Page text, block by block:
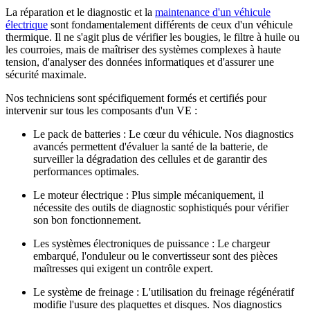
La réparation et le diagnostic et la maintenance d'un véhicule
électrique sont fondamentalement différents de ceux d'un véhicule
thermique. Il ne s'agit plus de vérifier les bougies, le filtre à huile ou
les courroies, mais de maîtriser des systèmes complexes à haute
tension, d'analyser des données informatiques et d'assurer une
sécurité maximale.
Nos techniciens sont spécifiquement formés et certifiés pour
intervenir sur tous les composants d'un VE :
Le pack de batteries : Le cœur du véhicule. Nos diagnostics
avancés permettent d'évaluer la santé de la batterie, de
surveiller la dégradation des cellules et de garantir des
performances optimales.
Le moteur électrique : Plus simple mécaniquement, il
nécessite des outils de diagnostic sophistiqués pour vérifier
son bon fonctionnement.
Les systèmes électroniques de puissance : Le chargeur
embarqué, l'onduleur ou le convertisseur sont des pièces
maîtresses qui exigent un contrôle expert.
Le système de freinage : L'utilisation du freinage régénératif
modifie l'usure des plaquettes et disques. Nos diagnostics